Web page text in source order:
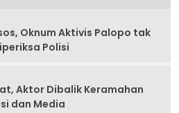
Oknum Aktivis Palopo tak
Polisi
Aktor Dibalik Keramahan
dan Media